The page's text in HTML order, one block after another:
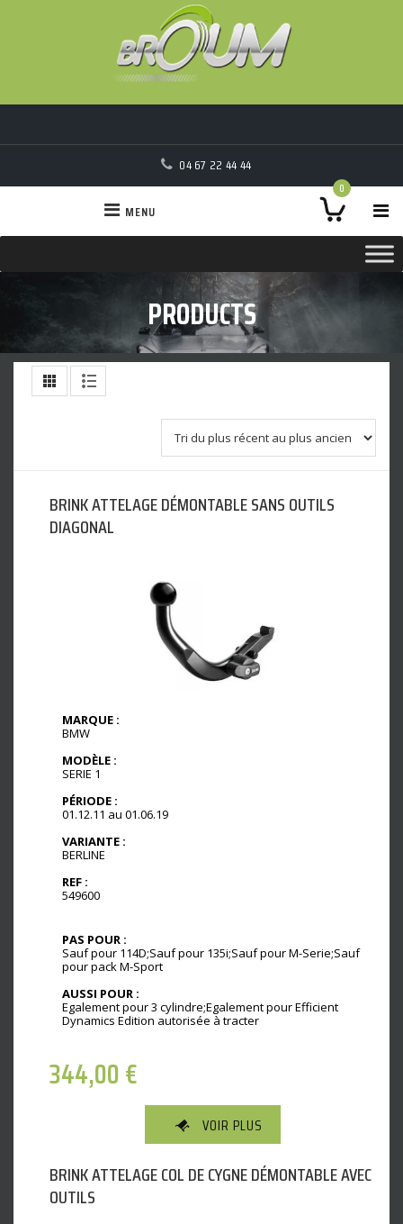
04 67 22 44 44
0
MENU
PRODUCTS
BRINK ATTELAGE DÉMONTABLE SANS OUTILS
DIAGONAL
MARQUE :
BMW
MODÈLE :
SERIE 1
PÉRIODE :
01.12.11 au 01.06.19
VARIANTE :
BERLINE
REF :
549600
PAS POUR :
Sauf pour 114D;Sauf pour 135i;Sauf pour M-Serie;Sauf
pour pack M-Sport
AUSSI POUR :
Egalement pour 3 cylindre;Egalement pour Efficient
Dynamics Edition autorisée à tracter
344,00€
VOIR PLUS
BRINK ATTELAGE COL DE CYGNE DÉMONTABLE AVEC
OUTILS